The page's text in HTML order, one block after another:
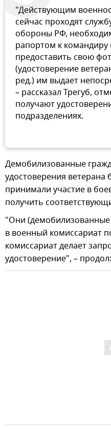
"Действующим
сейчас проходят
обороны РФ,
рапортом к командиру
предоставить свою
(удостоверение
ред.) им выдает
– рассказал Трегуб,
получают
подразделениях.
Демобилизованные
удостоверения ветерана
принимали участие в
получить
"Они
в военный комиссариат
комиссариат делает
удостоверение", –